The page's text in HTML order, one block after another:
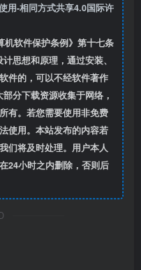
用-相同方式共享4.0国际许
机软件保护条例》第十七条
思想和原理，通过安装、
件的，可以不经软件著作
分下载资源收集于网络，
有。若您需要使用非免费
使用。本站发布的内容若
们将及时处理。用户本人
24小时之内删除，否则后